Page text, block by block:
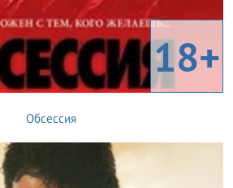
18+
Обсессия